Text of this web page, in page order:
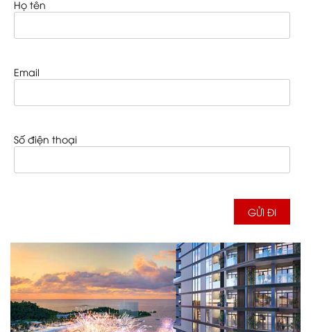
Họ tên
Email
Số điện thoại